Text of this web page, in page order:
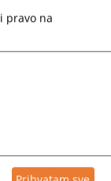
,stranke u
potreban uvid
koji će
pravilima.
pravo na